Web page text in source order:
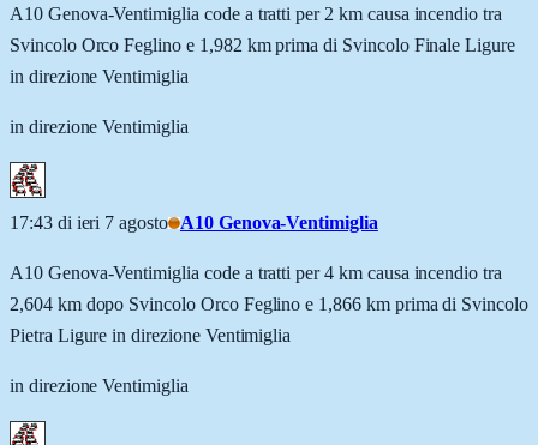
A10 Genova-Ventimiglia code a tratti per 2 km causa incendio tra
Svincolo Orco Feglino e 1,982 km prima di Svincolo Finale Ligure
in direzione Ventimiglia
in direzione Ventimiglia
17:43 di ieri 7 agosto A10 Genova-Ventimiglia
A10 Genova-Ventimiglia code a tratti per 4 km causa incendio tra
2,604 km dopo Svincolo Orco Feglino e 1,866 km prima di Svincolo
Pietra Ligure in direzione Ventimiglia
in direzione Ventimiglia